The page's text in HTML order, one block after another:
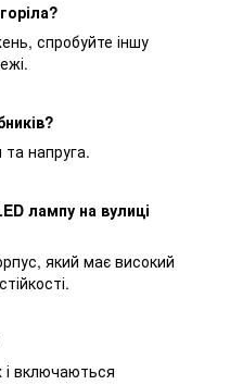
спробуйте іншу
напруга.
лампу на вулиці
який має високий
і включаються